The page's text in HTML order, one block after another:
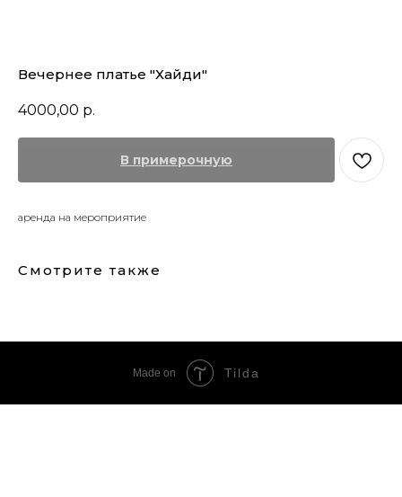
Вечернее платье "Хайди"
4000,00 р.
В примерочную
аренда на мероприятие
Смотрите также
Made on Tilda